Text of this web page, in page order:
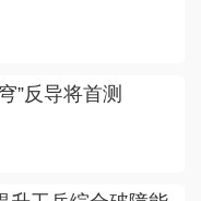
”反导将首测